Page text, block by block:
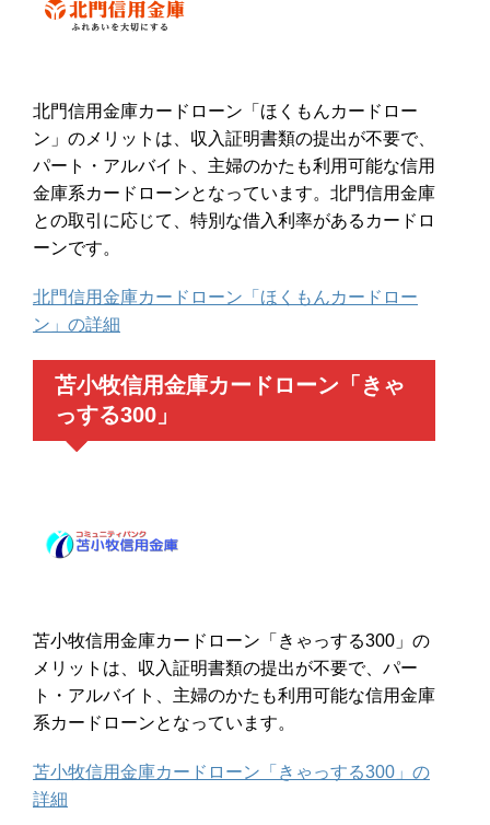
北門信用金庫カードローン「ほくもんカードロー
ン」のメリットは、収入証明書類の提出が不要で、
パート・アルバイト、主婦のかたも利用可能な信用
金庫系カードローンとなっています。北門信用金庫
との取引に応じて、特別な借入利率があるカードロ
ーンです。
北門信用金庫カードローン「ほくもんカードロー
ン」の詳細
苫小牧信用金庫カードローン「きゃ
っする300」
苫小牧信用金庫カードローン「きゃっする300」の
メリットは、収入証明書類の提出が不要で、パー
ト・アルバイト、主婦のかたも利用可能な信用金庫
系カードローンとなっています。
苫小牧信用金庫カードローン「きゃっする300」の
詳細